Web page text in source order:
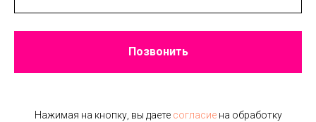
Позвонить
Нажимая на кнопку, вы даете согласиена обработку